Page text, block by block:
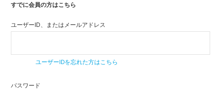
すでに会員の方はこちら
ユーザーID、またはメールアドレス
ユーザーIDを忘れた方はこちら
パスワード